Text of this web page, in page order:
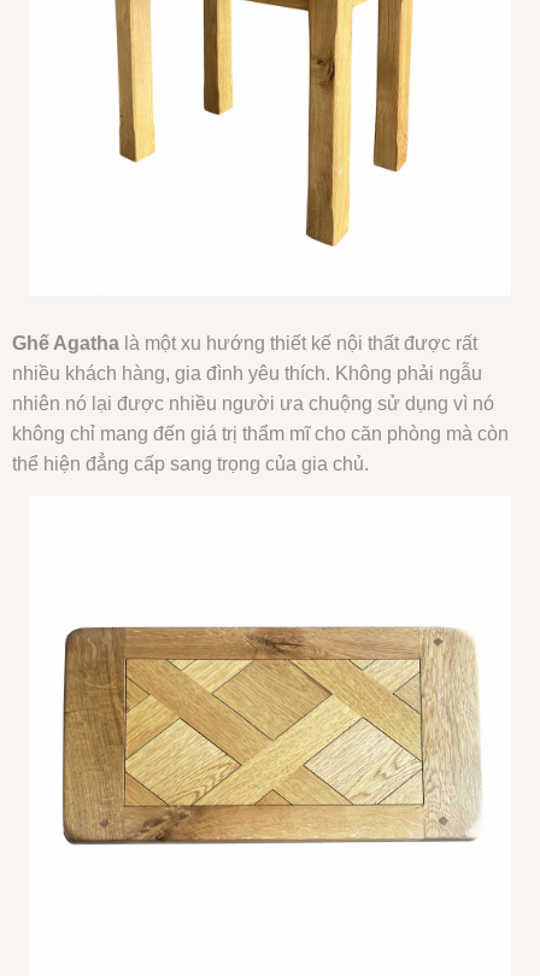
Ghế Agatha là một xu hướng thiết kế nội thất được rất
nhiều khách hàng, gia đình yêu thích. Không phải ngẫu
nhiên nó lại được nhiều người ưa chuộng sử dụng vì nó
không chỉ mang đến giá trị thẩm mĩ cho căn phòng mà còn
thể hiện đẳng cấp sang trọng của gia chủ.